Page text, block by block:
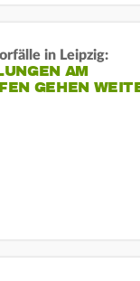
in Leipzig:
AM
GEHEN